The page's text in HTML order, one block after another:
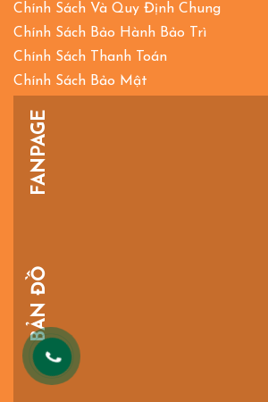
Chính Sách Và Quy Định Chung
Chính Sách Bảo Hành Bảo Trì
Chính Sách Thanh Toán
Chính Sách Bảo Mật
FANPAGE
BẢN ĐỒ